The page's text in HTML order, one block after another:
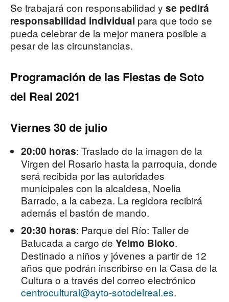
Se trabajará con responsabilidad y se pedirá
responsabilidad individual para que todo se
pueda celebrar de la mejor manera posible a
pesar de las circunstancias.
Programación de las Fiestas de Soto
del Real 2021
Viernes 30 de julio
20:00 horas: Traslado de la imagen de la
Virgen del Rosario hasta la parroquia, donde
será recibida por las autoridades
municipales con la alcaldesa, Noelia
Barrado, a la cabeza. La regidora recibirá
además el bastón de mando.
20:30 horas: Parque del Río: Taller de
Batucada a cargo de Yelmo Bloko.
Destinado a niños y jóvenes a partir de 12
años que podrán inscribirse en la Casa de la
Cultura o a través del correo electrónico
centrocultural@ayto-sotodelreal.es.